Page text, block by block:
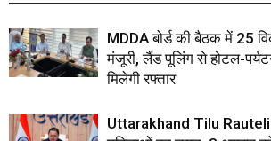
MDDA बोर्ड की बैठक में 25
मंजूरी, लैंड पूलिंग से होटल-
मिलेगी रफ्तार
Uttarakhand Tilu